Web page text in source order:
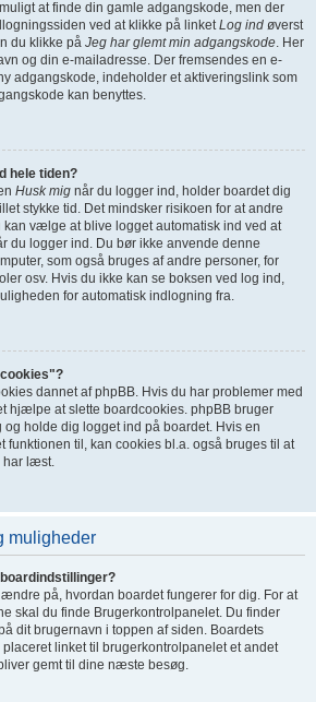
at finde din gamle adgangskode, men der
ved at klikke på linket Log ind øverst
du klikke på Jeg har glemt min adgangskode . Her
og din e-mailadresse. Der fremsendes en e-
adgangskode, indeholder et aktiveringslink som
kan benyttes.
hele tiden?
Husk mig når du logger ind, holder boardet dig
stykke tid. Det mindsker risikoen for at andre
vælge at blive logget automatisk ind ved at
du logger ind. Du bør ikke anvende denne
som også bruges af andre personer, for
osv. Hvis du ikke kan se boksen ved log ind,
for automatisk indlogning fra.
dannet af phpBB. Hvis du har problemer med
hjælpe at slette boardcookies. phpBB bruger
holde dig logget ind på boardet. Hvis en
funktionen til, kan cookies bl.a. også bruges til at
læst.
muligheder
på, hvordan boardet fungerer for dig. For at
skal du finde Brugerkontrolpanelet. Du finder
dit brugernavn i toppen af siden. Boardets
linket til brugerkontrolpanelet et andet
gemt til dine næste besøg.